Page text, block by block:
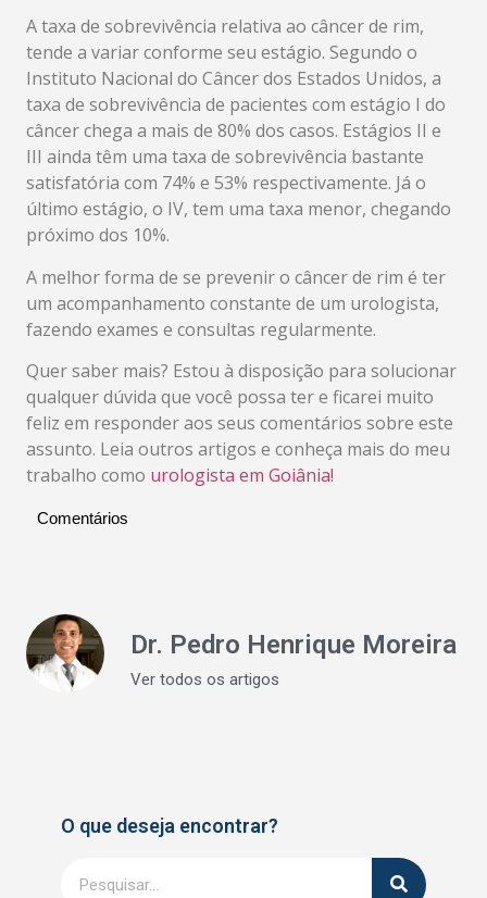
A taxa de sobrevivência relativa ao câncer de rim,
tende a variar conforme seu estágio. Segundo o
Instituto Nacional do Câncer dos Estados Unidos, a
taxa de sobrevivência de pacientes com estágio I do
câncer chega a mais de 80% dos casos. Estágios II e
III ainda têm uma taxa de sobrevivência bastante
satisfatória com 74% e 53% respectivamente. Já o
último estágio, o IV, tem uma taxa menor, chegando
próximo dos 10%.
A melhor forma de se prevenir o câncer de rim é ter
um acompanhamento constante de um urologista,
fazendo exames e consultas regularmente.
Quer saber mais? Estou à disposição para solucionar
qualquer dúvida que você possa ter e ficarei muito
feliz em responder aos seus comentários sobre este
assunto. Leia outros artigos e conheça mais do meu
trabalho como urologista em Goiânia!
Comentários
Dr. Pedro Henrique Moreira
Ver todos os artigos
O que deseja encontrar?